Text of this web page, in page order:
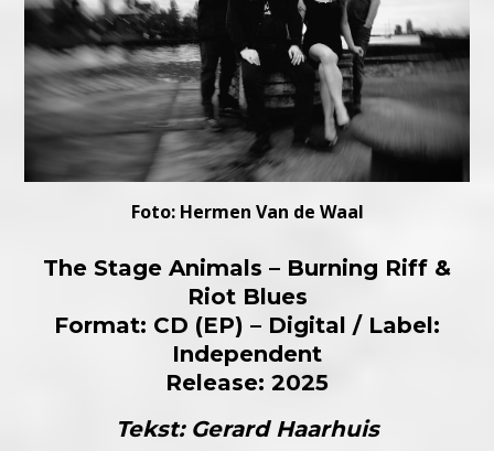
Foto: Hermen Van de Waal
The Stage Animals – Burning Riff &
Riot Blues
Format: CD (EP) – Digital / Label:
Independent
Release: 2025
Tekst: Gerard Haarhuis